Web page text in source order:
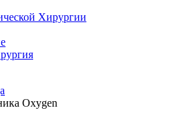
Хирургии
Oxygen